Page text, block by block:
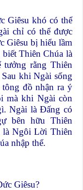
Giêsu khó có thể
chỉ có thể được
Giêsu bị hiểu lầm
Thiên Chúa là
rằng Thiên
khi Ngài sống
đồ nhận ra ý
mà khi Ngài còn
Ngài là Đấng có
bên hữu Thiên
là Ngôi Lời Thiên
nhập thể.
Giêsu?